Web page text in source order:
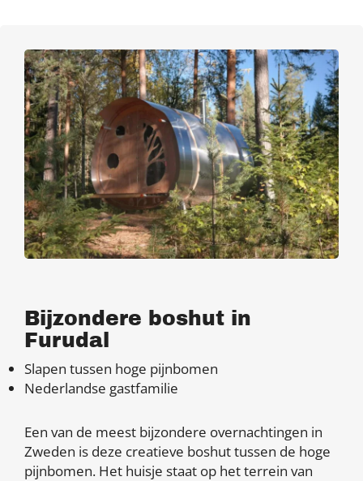
Bijzondere boshut in
Furudal
Slapen tussen hoge pijnbomen
Nederlandse gastfamilie
Een van de meest bijzondere overnachtingen in
Zweden is deze creatieve boshut tussen de hoge
pijnbomen. Het huisje staat op het terrein van